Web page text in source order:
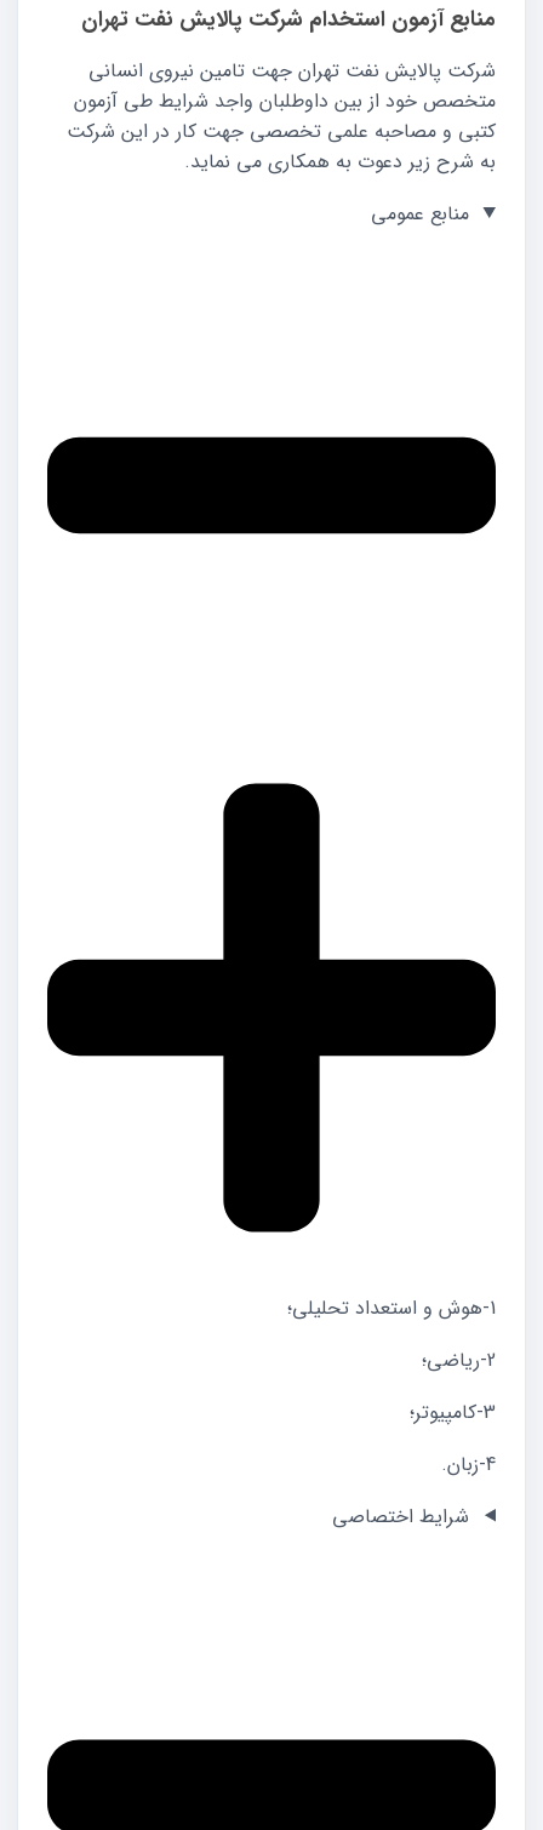
منابع آزمون استخدام شرکت پالایش نفت تهران
شرکت پالایش نفت تهران جهت تامین نیروی انسانی
متخصص خود از بین داوطلبان واجد شرایط طی آزمون
کتبی و مصاحبه علمی تخصصی جهت کار در این شرکت
به شرح زیر دعوت به همکاری می نماید.
منابع عمومی
1-هوش و استعداد تحلیلی؛
2-ریاضی؛
3-کامپیوتر؛
4-زبان.
شرایط اختصاصی